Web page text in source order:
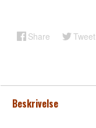
Share Tweet
Beskrivelse